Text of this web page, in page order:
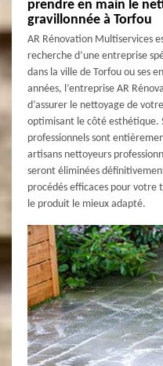
prendre en main le
gravillonnée à Torfou
AR Rénovation Multiservices
recherche d’une entreprise
dans la ville de Torfou ou ses
années, l’entreprise AR
d’assurer le nettoyage de
optimisant le côté esthétique.
professionnels sont
artisans nettoyeurs
seront éliminées
procédés efficaces pour votre
le produit le mieux adapté.